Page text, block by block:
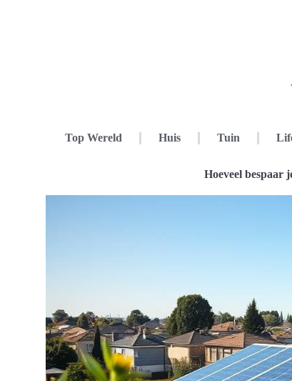
Top Wereld Huis Tuin
Hoeveel bespaar